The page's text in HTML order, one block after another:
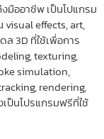
มืออาชีพ เป็นโปแกรม
effects, art,
ล 3D ที่ใช้เพื่อการ
texturing,
simulation,
rendering,
ป็นโปรแกรมฟรีที่ใช้